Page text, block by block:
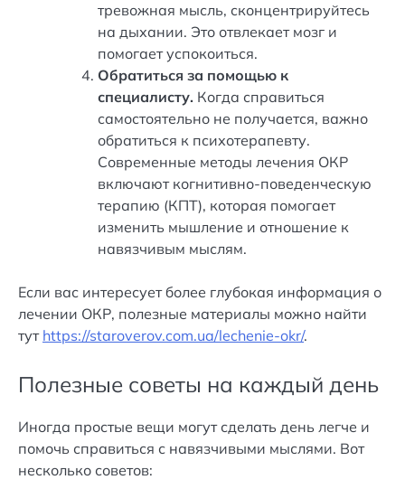
тревожная мысль, сконцентрируйтесь
на дыхании. Это отвлекает мозг и
помогает успокоиться.
Обратиться за помощью к
специалисту. Когда справиться
самостоятельно не получается, важно
обратиться к психотерапевту.
Современные методы лечения ОКР
включают когнитивно-поведенческую
терапию (КПТ), которая помогает
изменить мышление и отношение к
навязчивым мыслям.
Если вас интересует более глубокая информация о
лечении ОКР, полезные материалы можно найти
тут https://staroverov.com.ua/lechenie-okr/.
Полезные советы на каждый день
Иногда простые вещи могут сделать день легче и
помочь справиться с навязчивыми мыслями. Вот
несколько советов: